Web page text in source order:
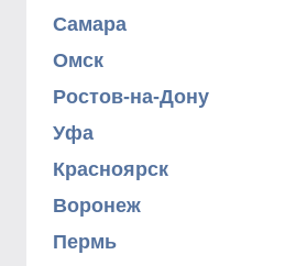
Самара
Омск
Ростов-на-Дону
Уфа
Красноярск
Воронеж
Пермь